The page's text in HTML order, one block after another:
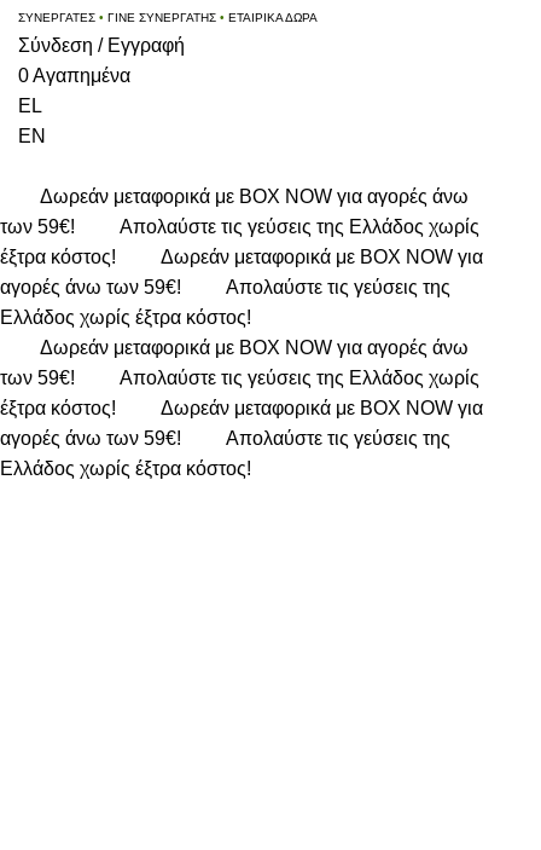
ΣΥΝΕΡΓΑΤΕΣ • ΓΙΝΕ ΣΥΝΕΡΓΑΤΗΣ • ΕΤΑΙΡΙΚΑ ΔΩΡΑ
Σύνδεση / Εγγραφή
0Αγαπημένα
EL
EN
Δωρεάν μεταφορικά με BOX NOW για αγορές άνω
των 59€!
Απολαύστε τις γεύσεις της Ελλάδος χωρίς
έξτρα κόστος!
Δωρεάν μεταφορικά με BOX NOW για
αγορές άνω των 59€!
Απολαύστε τις γεύσεις της
Ελλάδος χωρίς έξτρα κόστος!
Δωρεάν μεταφορικά με BOX NOW για αγορές άνω
των 59€!
Απολαύστε τις γεύσεις της Ελλάδος χωρίς
έξτρα κόστος!
Δωρεάν μεταφορικά με BOX NOW για
αγορές άνω των 59€!
Απολαύστε τις γεύσεις της
Ελλάδος χωρίς έξτρα κόστος!